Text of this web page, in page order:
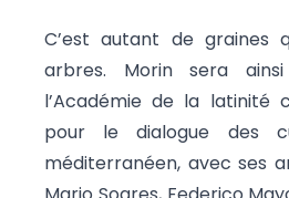
C’est autant de graines
arbres. Morin sera
l’Académie de la latinité
pour le dialogue des
méditerranéen, avec ses